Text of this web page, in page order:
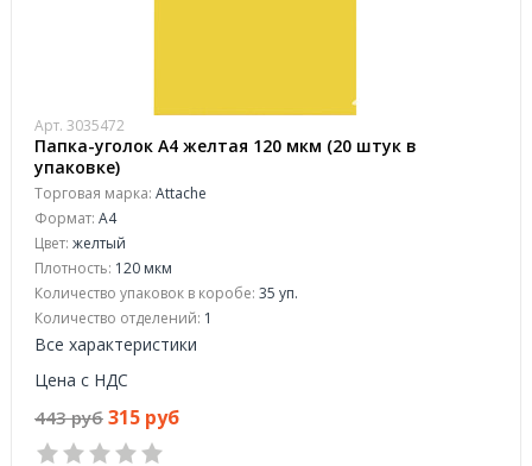
Арт. 3035472
Папка-уголок A4 желтая 120 мкм (20 штук в
упаковке)
Торговая марка: Attache
Формат: A4
Цвет: желтый
Плотность: 120 мкм
Количество упаковок в коробе: 35 уп.
Количество отделений: 1
Все характеристики
Цена с НДС
443 руб 315 руб